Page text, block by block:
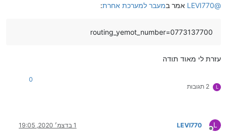
@
LEVI770 אמר במעבר למערכת אחרת:
routing_yemot_number=0773137700
עזרת לי מאוד תודה
L 2 תגובות
0
L
מנותק
LEVI770 1 בדצמ׳ 2020, 19:05